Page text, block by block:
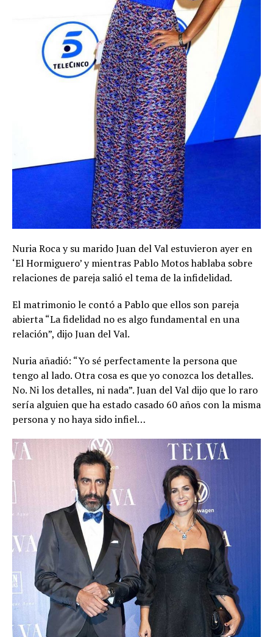
Nuria Roca y su marido Juan del Val estuvieron ayer en
‘El Hormiguero’ y mientras Pablo Motos hablaba sobre
relaciones de pareja salió el tema de la infidelidad.
El matrimonio le contó a Pablo que ellos son pareja
abierta “La fidelidad no es algo fundamental en una
relación”, dijo Juan del Val.
Nuria añadió: “Yo sé perfectamente la persona que
tengo al lado. Otra cosa es que yo conozca los detalles.
No. Ni los detalles, ni nada”. Juan del Val dijo que lo raro
sería alguien que ha estado casado 60 años con la misma
persona y no haya sido infiel…